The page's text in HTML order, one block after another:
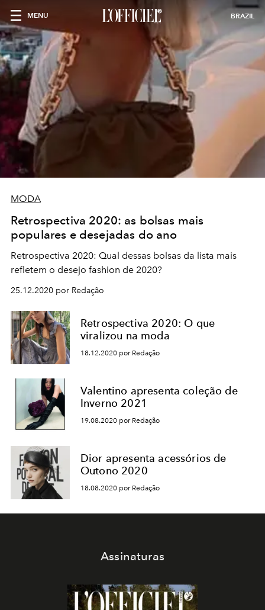
MENU BRAZIL
MODA
Retrospectiva 2020: as bolsas mais
populares e desejadas do ano
Retrospectiva 2020: Qual dessas bolsas da lista mais
refletem o desejo fashion de 2020?
25.12.2020 por Redação
Retrospectiva 2020: O que
viralizou na moda
18.12.2020 por Redação
Valentino apresenta coleção de
Inverno 2021
19.08.2020 por Redação
Dior apresenta acessórios de
Outono 2020
18.08.2020 por Redação
Assinaturas